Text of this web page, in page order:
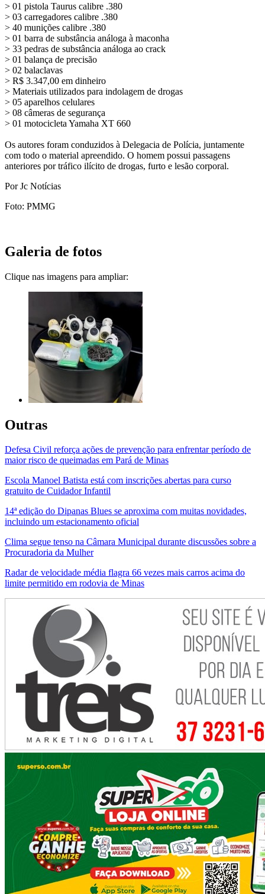
> 01 pistola Taurus calibre .380
> 03 carregadores calibre .380
> 40 munições calibre .380
> 01 barra de substância análoga à maconha
> 33 pedras de substância análoga ao crack
> 01 balança de precisão
> 02 balaclavas
> R$ 3.347,00 em dinheiro
> Materiais utilizados para indolagem de drogas
> 05 aparelhos celulares
> 08 câmeras de segurança
> 01 motocicleta Yamaha XT 660
Os autores foram conduzidos à Delegacia de Polícia, juntamente
com todo o material apreendido. O homem possui passagens
anteriores por tráfico ilícito de drogas, furto e lesão corporal.
Por Jc Notícias
Foto: PMMG
Galeria de fotos
Clique nas imagens para ampliar:
Outras
Defesa Civil reforça ações de prevenção para enfrentar período de
maior risco de queimadas em Pará de Minas
Escola Manoel Batista está com inscrições abertas para curso
gratuito de Cuidador Infantil
14ª edição do Dipanas Blues se aproxima com muitas novidades,
incluindo um estacionamento oficial
Clima segue tenso na Câmara Municipal durante discussões sobre a
Procuradoria da Mulher
Radar de velocidade média flagra 66 vezes mais carros acima do
limite permitido em rodovia de Minas